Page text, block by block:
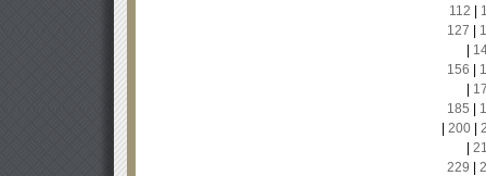
112
127
156
185
200|
229